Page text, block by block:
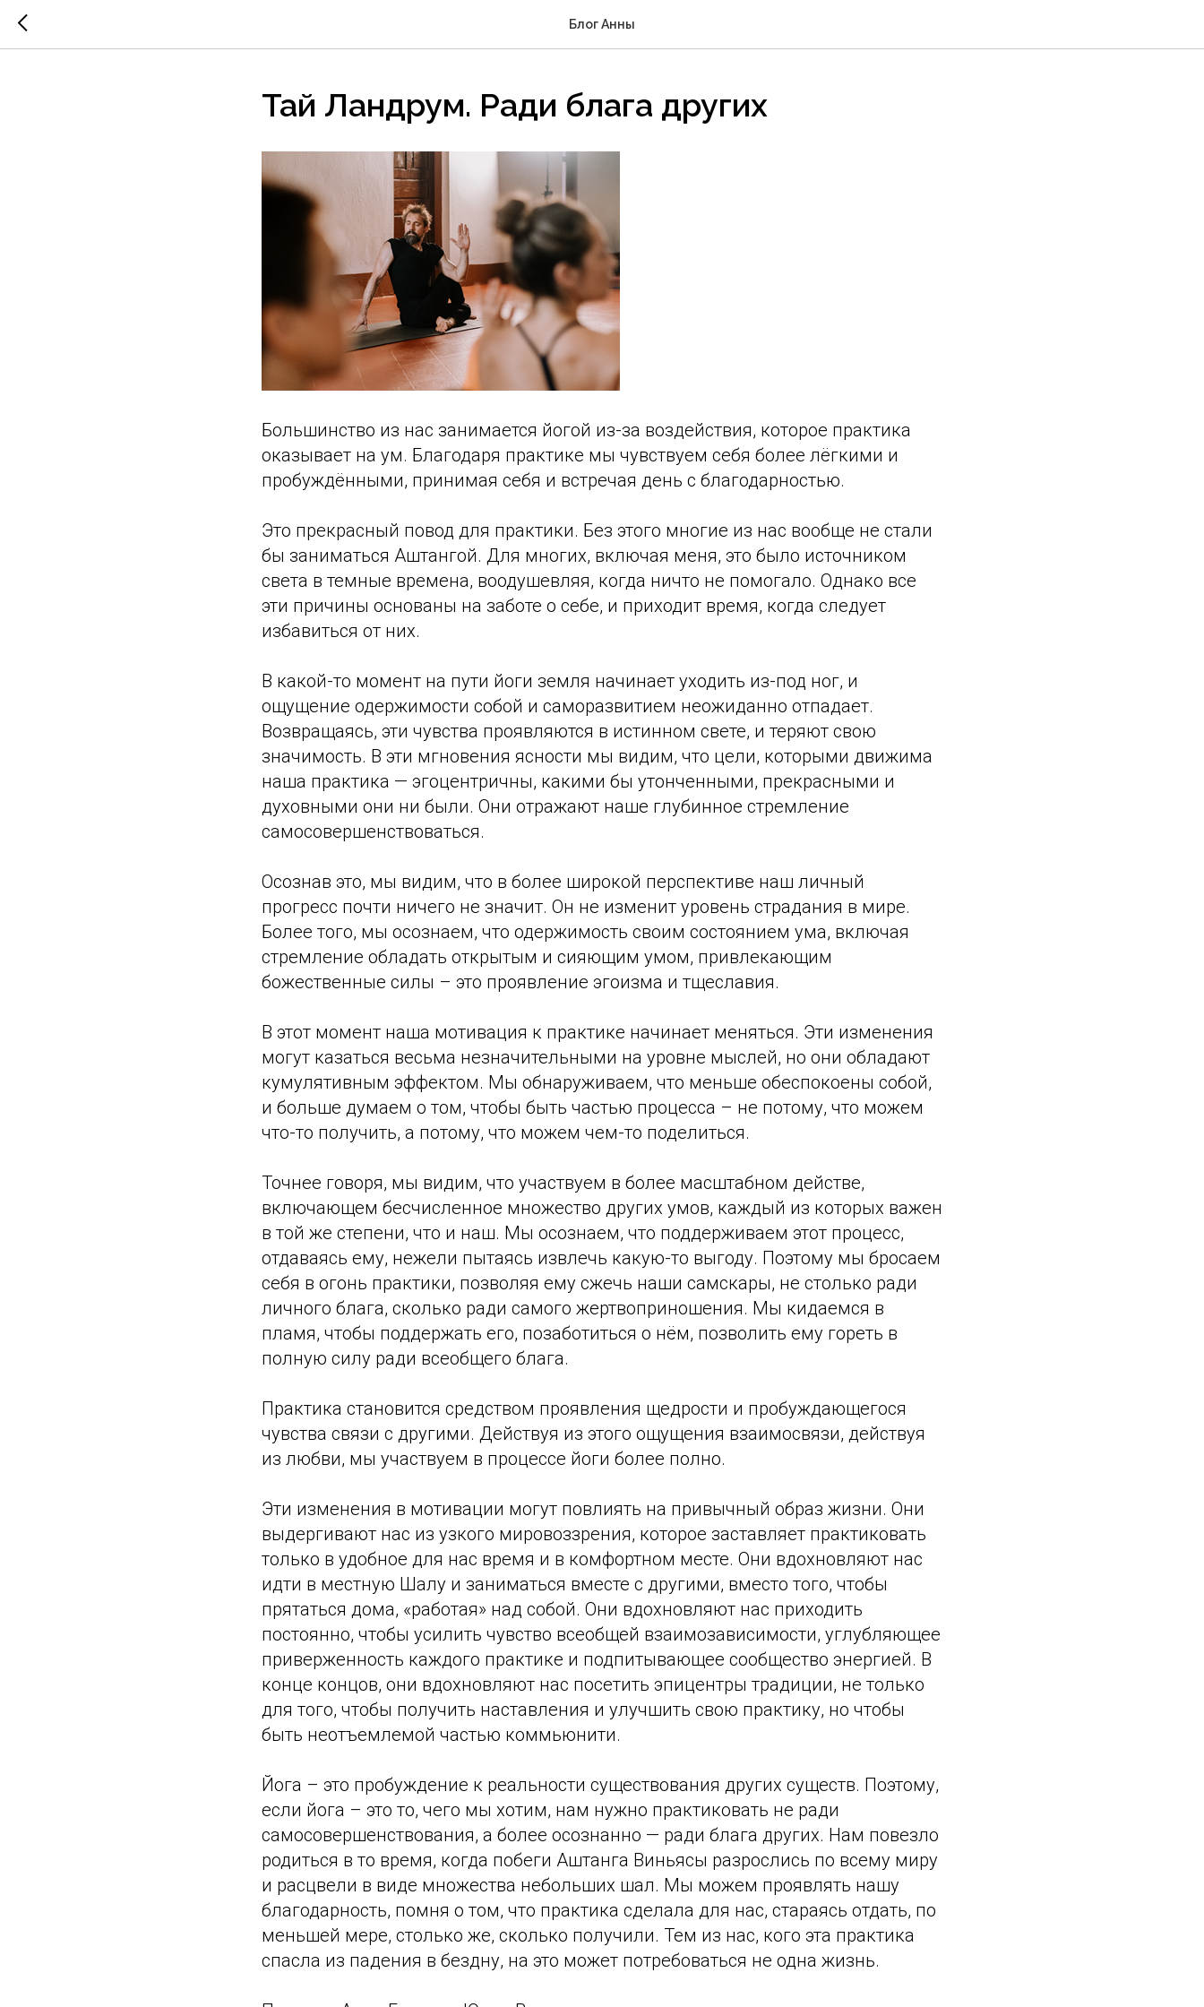
Блог Анны
Тай Ландрум. Ради блага других
Большинство из нас занимается йогой из-за воздействия, которое практика
оказывает на ум. Благодаря практике мы чувствуем себя более лёгкими и
пробуждёнными, принимая себя и встречая день с благодарностью.
Это прекрасный повод для практики. Без этого многие из нас вообще не стали
бы заниматься Аштангой. Для многих, включая меня, это было источником
света в темные времена, воодушевляя, когда ничто не помогало. Однако все
эти причины основаны на заботе о себе, и приходит время, когда следует
избавиться от них.
В какой-то момент на пути йоги земля начинает уходить из-под ног, и
ощущение одержимости собой и саморазвитием неожиданно отпадает.
Возвращаясь, эти чувства проявляются в истинном свете, и теряют свою
значимость. В эти мгновения ясности мы видим, что цели, которыми движима
наша практика — эгоцентричны, какими бы утонченными, прекрасными и
духовными они ни были. Они отражают наше глубинное стремление
самосовершенствоваться.
Осознав это, мы видим, что в более широкой перспективе наш личный
прогресс почти ничего не значит. Он не изменит уровень страдания в мире.
Более того, мы осознаем, что одержимость своим состоянием ума, включая
стремление обладать открытым и сияющим умом, привлекающим
божественные силы – это проявление эгоизма и тщеславия.
В этот момент наша мотивация к практике начинает меняться. Эти изменения
могут казаться весьма незначительными на уровне мыслей, но они обладают
кумулятивным эффектом. Мы обнаруживаем, что меньше обеспокоены собой,
и больше думаем о том, чтобы быть частью процесса – не потому, что можем
что-то получить, а потому, что можем чем-то поделиться.
Точнее говоря, мы видим, что участвуем в более масштабном действе,
включающем бесчисленное множество других умов, каждый из которых важен
в той же степени, что и наш. Мы осознаем, что поддерживаем этот процесс,
отдаваясь ему, нежели пытаясь извлечь какую-то выгоду. Поэтому мы бросаем
себя в огонь практики, позволяя ему сжечь наши самскары, не столько ради
личного блага, сколько ради самого жертвоприношения. Мы кидаемся в
пламя, чтобы поддержать его, позаботиться о нём, позволить ему гореть в
полную силу ради всеобщего блага.
Практика становится средством проявления щедрости и пробуждающегося
чувства связи с другими. Действуя из этого ощущения взаимосвязи, действуя
из любви, мы участвуем в процессе йоги более полно.
Эти изменения в мотивации могут повлиять на привычный образ жизни. Они
выдергивают нас из узкого мировоззрения, которое заставляет практиковать
только в удобное для нас время и в комфортном месте. Они вдохновляют нас
идти в местную Шалу и заниматься вместе с другими, вместо того, чтобы
прятаться дома, «работая» над собой. Они вдохновляют нас приходить
постоянно, чтобы усилить чувство всеобщей взаимозависимости, углубляющее
приверженность каждого практике и подпитывающее сообщество энергией. В
конце концов, они вдохновляют нас посетить эпицентры традиции, не только
для того, чтобы получить наставления и улучшить свою практику, но чтобы
быть неотъемлемой частью коммьюнити.
Йога – это пробуждение к реальности существования других существ. Поэтому,
если йога – это то, чего мы хотим, нам нужно практиковать не ради
самосовершенствования, а более осознанно — ради блага других. Нам повезло
родиться в то время, когда побеги Аштанга Виньясы разрослись по всему миру
и расцвели в виде множества небольших шал. Мы можем проявлять нашу
благодарность, помня о том, что практика сделала для нас, стараясь отдать, по
меньшей мере, столько же, сколько получили. Тем из нас, кого эта практика
спасла из падения в бездну, на это может потребоваться не одна жизнь.